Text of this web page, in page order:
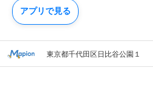
東京都千代田区日比谷公園１
アプリで見る